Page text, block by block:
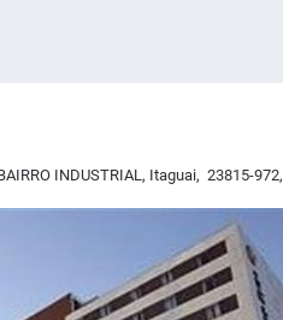
INDUSTRIAL, Itaguai, 23815-972,